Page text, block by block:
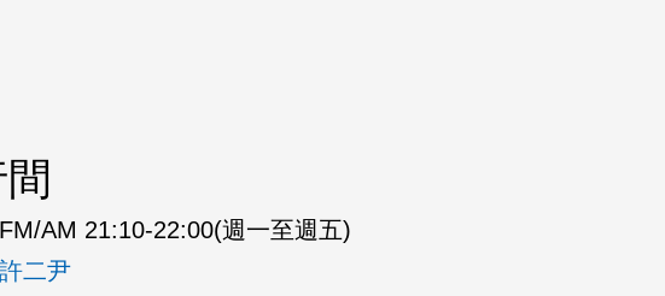
FM/AM 21:10-22:00(週一至週五)
許二尹